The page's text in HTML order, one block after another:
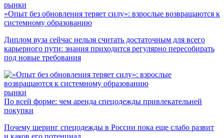
рынки
«Опыт без обновления теряет силу»: взрослые возвращаются к
системному образованию
Диплом вуза сейчас нельзя считать достаточным для всего
карьерного пути: знания приходится регулярно пересобирать
под новые требования
рынки
По всей форме: чем аренда спецодежды привлекательней
покупки
Почему шеринг спецодежды в России пока еще слабо развит
и каков его потенциал